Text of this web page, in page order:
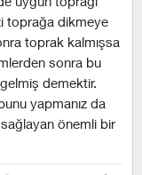
toprağa dikmeye
toprak kalmışsa
sonra bu
demektir.
yapmanız da
sağlayan önemli bir